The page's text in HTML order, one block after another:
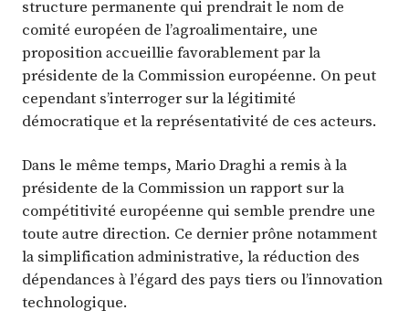
structure permanente qui prendrait le nom de
comité européen de l’agroalimentaire, une
proposition accueillie favorablement par la
présidente de la Commission européenne. On peut
cependant s’interroger sur la légitimité
démocratique et la représentativité de ces acteurs.
Dans le même temps, Mario Draghi a remis à la
présidente de la Commission un rapport sur la
compétitivité européenne qui semble prendre une
toute autre direction. Ce dernier prône notamment
la simplification administrative, la réduction des
dépendances à l’égard des pays tiers ou l’innovation
technologique.